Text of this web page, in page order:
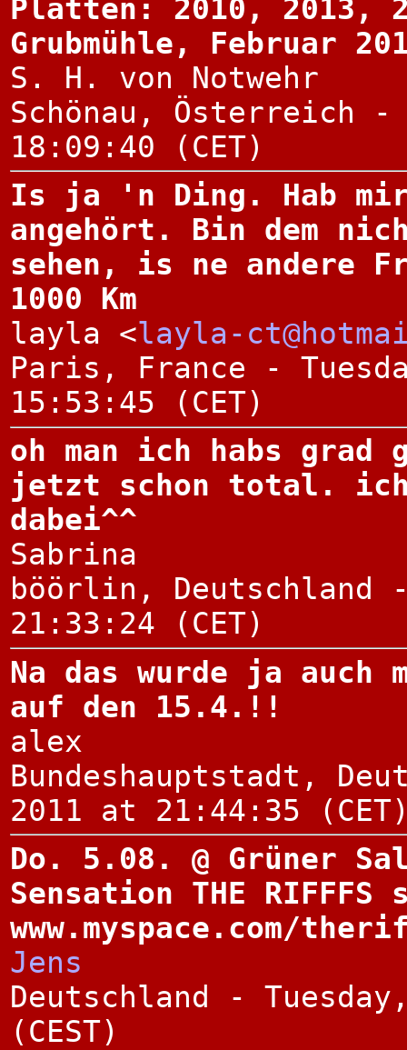
Platten: 2010,
Grubmühle, Februar
S. H. von Notwehr
Schönau, Österreich
18:09:40 (CET)
Is ja 'n Ding. Hab
angehört. Bin dem
sehen, is ne andere
1000 Km
layla <layla-
Paris, France -
15:53:45 (CET)
oh man ich habs grad
jetzt schon total.
dabei^^
Sabrina
böörlin, Deutschland
21:33:24 (CET)
Na das wurde ja auch
auf den 15.4.!!
alex
Bundeshauptstadt,
2011 at 21:44:35
Do. 5.08. @ Grüner
Sensation THE
www.myspace.com/
Jens
Deutschland -
(CEST)